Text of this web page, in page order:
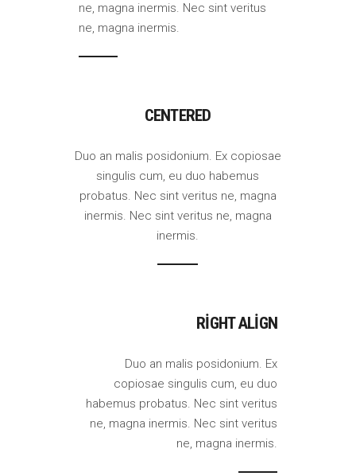
ne, magna inermis. Nec sint veritus
ne, magna inermis.
CENTERED
Duo an malis posidonium. Ex copiosae
singulis cum, eu duo habemus
probatus. Nec sint veritus ne, magna
inermis. Nec sint veritus ne, magna
inermis.
RIGHT ALIGN
Duo an malis posidonium. Ex
copiosae singulis cum, eu duo
habemus probatus. Nec sint veritus
ne, magna inermis. Nec sint veritus
ne, magna inermis.